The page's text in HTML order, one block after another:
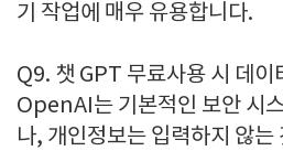
기 작업에 매우 유용합니다.
Q9. 챗 GPT 무료사용 시 데이
OpenAI는 기본적인 보안 시
나, 개인정보는 입력하지 않는